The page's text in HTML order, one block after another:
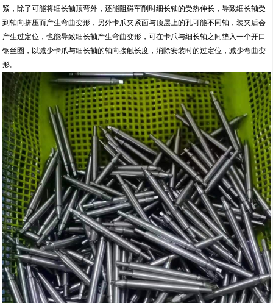
紧，除了可能将细长轴顶弯外，还能阻碍车削时细长轴的受热伸长，导致细长轴受
到轴向挤压而产生弯曲变形，另外卡爪夹紧面与顶层上的孔可能不同轴，装夹后会
产生过定位，也能导致细长轴产生弯曲变形，可在卡爪与细长轴之间垫入一个开口
钢丝圈，以减少卡爪与细长轴的轴向接触长度，消除安装时的过定位，减少弯曲变
形。